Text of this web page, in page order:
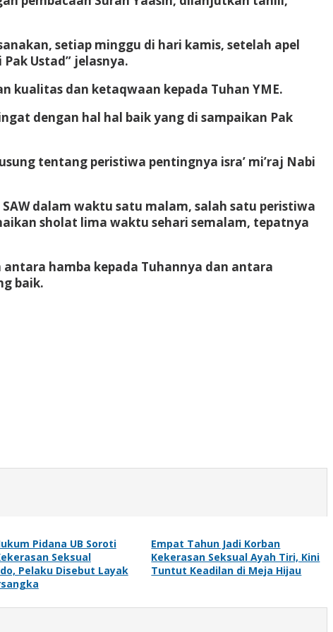
setiap minggu di hari kamis, setelah apel
Ustad” jelasnya.
kualitas dan ketaqwaan kepada Tuhan YME.
dengan hal hal baik yang di sampaikan Pak
tentang peristiwa pentingnya isra’ mi’raj Nabi
dalam waktu satu malam, salah satu peristiwa
sholat lima waktu sehari semalam, tepatnya
hamba kepada Tuhannya dan antara
baik.
Pidana UB Soroti
Seksual
Pelaku Disebut Layak
Empat Tahun Jadi Korban
Kekerasan Seksual Ayah Tiri, Kini
Tuntut Keadilan di Meja Hijau